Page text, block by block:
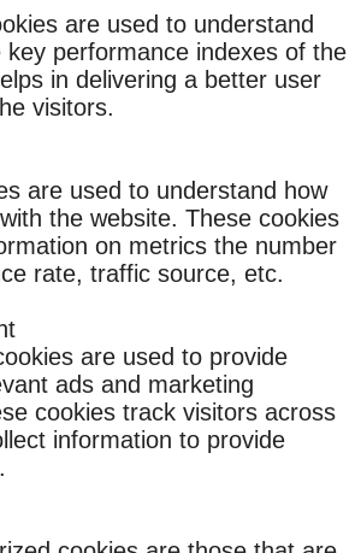
are used to understand
key performance indexes of the
in delivering a better user
visitors.
are used to understand how
the website. These cookies
on metrics the number
rate, traffic source, etc.
are used to provide
ads and marketing
cookies track visitors across
information to provide